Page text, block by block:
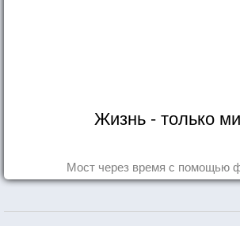
Жизнь - только
Мост через время с помощью